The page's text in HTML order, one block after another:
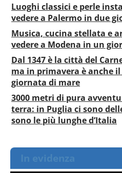
Luoghi classici e perle
vedere a Palermo in due
Musica, cucina stellata e
vedere a Modena in un
Dal 1347 è la città del
ma in primavera è anche
giornata di mare
3000 metri di pura
terra: in Puglia ci sono
sono le più lunghe d’Italia
In evidenza